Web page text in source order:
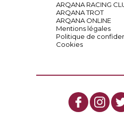
ARQANA RACING
ARQANA TROT
ARQANA ONLINE
Mentions légales
Politique de
Cookies